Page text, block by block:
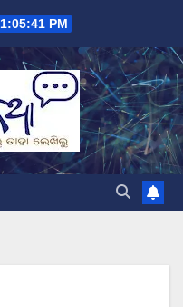
1:05:42 PM